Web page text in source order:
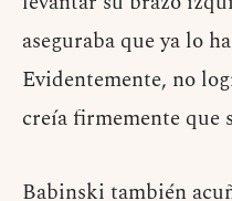
aseguraba que ya lo
Evidentemente, no
creía firmemente que
Babinski también